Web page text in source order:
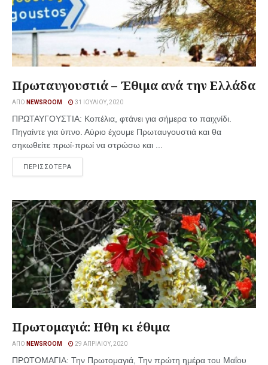
Πρωταυγουστιά – Έθιμα ανά την Ελλάδα
ΑΠΌ NEWSROOM 31 ΙΟΥΛΊΟΥ, 2020
ΠΡΩΤΑΥΓΟΥΣΤΙΑ: Κοπέλια, φτάνει για σήμερα το παιχνίδι.
Πηγαίντε για ύπνο. Αύριο έχουμε Πρωταυγουστιά και θα
σηκωθείτε πρωί-πρωί να στρώσω και ...
ΠΕΡΙΣΣΟΤΕΡΑ
Πρωτομαγιά: Ηθη κι έθιμα
ΑΠΌ NEWSROOM 29 ΑΠΡΙΛΊΟΥ, 2020
ΠΡΩΤΟΜΑΓΙΑ: Την Πρωτομαγιά, Την πρώτη ημέρα του Μαΐου